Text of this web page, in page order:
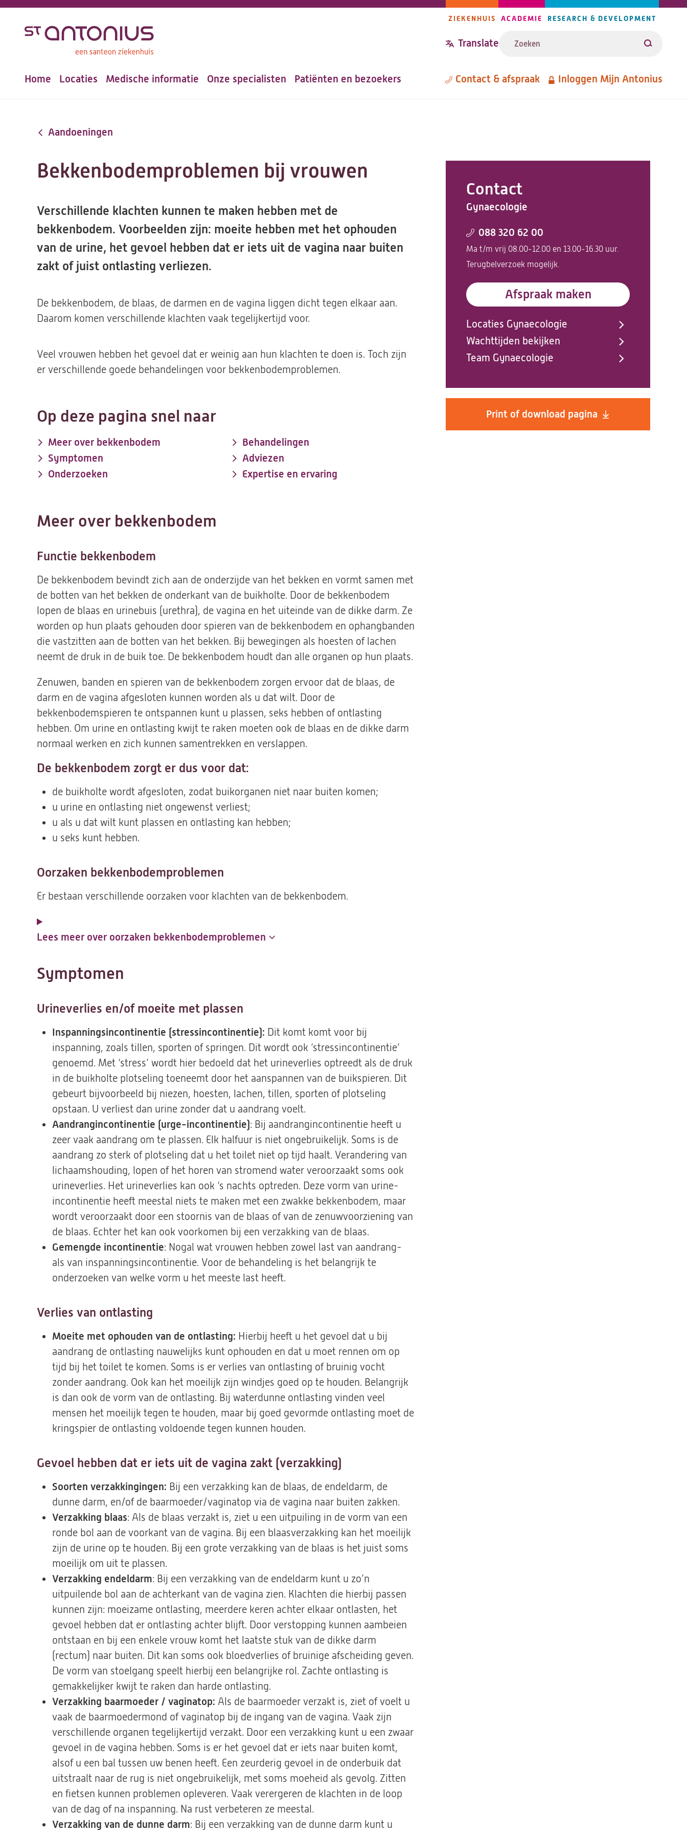
inhoud
navigatie
ZIEKENHUIS ACADEMIE RESEARCH & DEVELOPMENT
Translate Zoeken
Hoofdnavigatie
Home Locaties Medische informatie Onze specialisten Patiënten en bezoekers Metanavigatie
Contact & afspraak Inloggen Mijn Antonius
Aandoeningen
Bekkenbodemproblemen bij vrouwen
Contact
Gynaecologie
088 320 62 00
Ma t/m vrij 08.00-12.00 en 13.00-16.30 uur.
Terugbelverzoek mogelijk.
Afspraak maken
Locaties Gynaecologie
Wachttijden bekijken
Team Gynaecologie
Print of download pagina
Verschillende klachten kunnen te maken hebben met de
bekkenbodem. Voorbeelden zijn: moeite hebben met het ophouden
van de urine, het gevoel hebben dat er iets uit de vagina naar buiten
zakt of juist ontlasting verliezen.
De bekkenbodem, de blaas, de darmen en de vagina liggen dicht tegen elkaar aan.
Daarom komen verschillende klachten vaak tegelijkertijd voor.
Veel vrouwen hebben het gevoel dat er weinig aan hun klachten te doen is. Toch zijn
er verschillende goede behandelingen voor bekkenbodemproblemen.
Op deze pagina snel naar
Meer over bekkenbodem
Symptomen
Onderzoeken
Behandelingen
Adviezen
Expertise en ervaring
Meer over bekkenbodem
Functie bekkenbodem
De bekkenbodem bevindt zich aan de onderzijde van het bekken en vormt samen met
de botten van het bekken de onderkant van de buikholte. Door de bekkenbodem
lopen de blaas en urinebuis (urethra), de vagina en het uiteinde van de dikke darm. Ze
worden op hun plaats gehouden door spieren van de bekkenbodem en ophangbanden
die vastzitten aan de botten van het bekken. Bij bewegingen als hoesten of lachen
neemt de druk in de buik toe. De bekkenbodem houdt dan alle organen op hun plaats.
Zenuwen, banden en spieren van de bekkenbodem zorgen ervoor dat de blaas, de
darm en de vagina afgesloten kunnen worden als u dat wilt. Door de
bekkenbodemspieren te ontspannen kunt u plassen, seks hebben of ontlasting
hebben. Om urine en ontlasting kwijt te raken moeten ook de blaas en de dikke darm
normaal werken en zich kunnen samentrekken en verslappen.
De bekkenbodem zorgt er dus voor dat:
de buikholte wordt afgesloten, zodat buikorganen niet naar buiten komen;
u urine en ontlasting niet ongewenst verliest;
u als u dat wilt kunt plassen en ontlasting kan hebben;
u seks kunt hebben.
Oorzaken bekkenbodemproblemen
Er bestaan verschillende oorzaken voor klachten van de bekkenbodem.
Lees meer over oorzaken bekkenbodemproblemen
Symptomen
Urineverlies en/of moeite met plassen
Inspanningsincontinentie (stressincontinentie): Dit komt komt voor bij
inspanning, zoals tillen, sporten of springen. Dit wordt ook ‘stressincontinentie’
genoemd. Met ‘stress’ wordt hier bedoeld dat het urineverlies optreedt als de druk
in de buikholte plotseling toeneemt door het aanspannen van de buikspieren. Dit
gebeurt bijvoorbeeld bij niezen, hoesten, lachen, tillen, sporten of plotseling
opstaan. U verliest dan urine zonder dat u aandrang voelt.
Aandrangincontinentie (urge-incontinentie): Bij aandrangincontinentie heeft u
zeer vaak aandrang om te plassen. Elk halfuur is niet ongebruikelijk. Soms is de
aandrang zo sterk of plotseling dat u het toilet niet op tijd haalt. Verandering van
lichaamshouding, lopen of het horen van stromend water veroorzaakt soms ook
urineverlies. Het urineverlies kan ook ‘s nachts optreden. Deze vorm van urine-
incontinentie heeft meestal niets te maken met een zwakke bekkenbodem, maar
wordt veroorzaakt door een stoornis van de blaas of van de zenuwvoorziening van
de blaas. Echter het kan ook voorkomen bij een verzakking van de blaas.
Gemengde incontinentie: Nogal wat vrouwen hebben zowel last van aandrang-
als van inspanningsincontinentie. Voor de behandeling is het belangrijk te
onderzoeken van welke vorm u het meeste last heeft.
Verlies van ontlasting
Moeite met ophouden van de ontlasting: Hierbij heeft u het gevoel dat u bij
aandrang de ontlasting nauwelijks kunt ophouden en dat u moet rennen om op
tijd bij het toilet te komen. Soms is er verlies van ontlasting of bruinig vocht
zonder aandrang. Ook kan het moeilijk zijn windjes goed op te houden. Belangrijk
is dan ook de vorm van de ontlasting. Bij waterdunne ontlasting vinden veel
mensen het moeilijk tegen te houden, maar bij goed gevormde ontlasting moet de
kringspier de ontlasting voldoende tegen kunnen houden.
Gevoel hebben dat er iets uit de vagina zakt (verzakking)
Soorten verzakkingingen: Bij een verzakking kan de blaas, de endeldarm, de
dunne darm, en/of de baarmoeder/vaginatop via de vagina naar buiten zakken.
Verzakking blaas: Als de blaas verzakt is, ziet u een uitpuiling in de vorm van een
ronde bol aan de voorkant van de vagina. Bij een blaasverzakking kan het moeilijk
zijn de urine op te houden. Bij een grote verzakking van de blaas is het juist soms
moeilijk om uit te plassen.
Verzakking endeldarm: Bij een verzakking van de endeldarm kunt u zo’n
uitpuilende bol aan de achterkant van de vagina zien. Klachten die hierbij passen
kunnen zijn: moeizame ontlasting, meerdere keren achter elkaar ontlasten, het
gevoel hebben dat er ontlasting achter blijft. Door verstopping kunnen aambeien
ontstaan en bij een enkele vrouw komt het laatste stuk van de dikke darm
(rectum) naar buiten. Dit kan soms ook bloedverlies of bruinige afscheiding geven.
De vorm van stoelgang speelt hierbij een belangrijke rol. Zachte ontlasting is
gemakkelijker kwijt te raken dan harde ontlasting.
Verzakking baarmoeder / vaginatop: Als de baarmoeder verzakt is, ziet of voelt u
vaak de baarmoedermond of vaginatop bij de ingang van de vagina. Vaak zijn
verschillende organen tegelijkertijd verzakt. Door een verzakking kunt u een zwaar
gevoel in de vagina hebben. Soms is er het gevoel dat er iets naar buiten komt,
alsof u een bal tussen uw benen heeft. Een zeurderig gevoel in de onderbuik dat
uitstraalt naar de rug is niet ongebruikelijk, met soms moeheid als gevolg. Zitten
en fietsen kunnen problemen opleveren. Vaak verergeren de klachten in de loop
van de dag of na inspanning. Na rust verbeteren ze meestal.
Verzakking van de dunne darm: Bij een verzakking van de dunne darm kunt u